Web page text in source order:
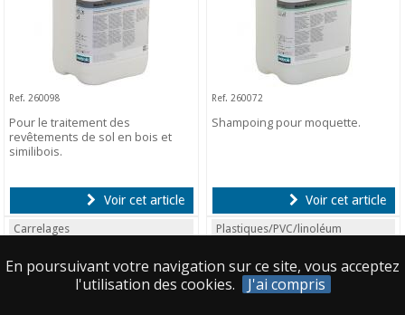
En poursuivant votre navigation sur ce site, vous acceptez
l'utilisation des cookies.
J'ai compris
Ref. 260098
Pour le traitement des
revêtements de sol en bois et
similibois.
Voir cet article
Ref. 260072
Shampoing pour moquette.
Voir cet article
Carrelages Plastiques/PVC/linoléum